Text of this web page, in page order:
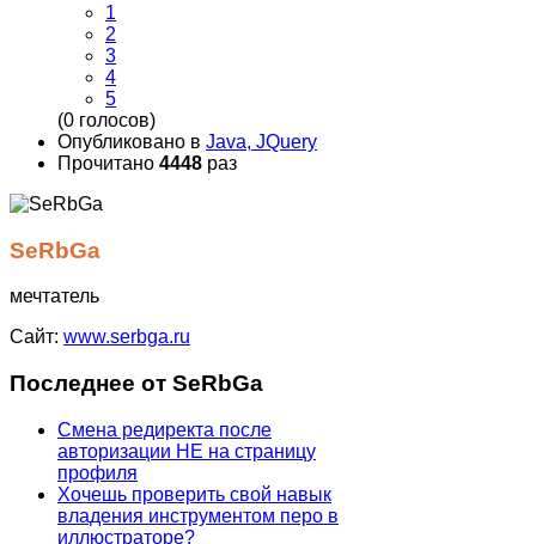
1
2
3
4
5
(0 голосов)
Опубликовано в Java, JQuery
Прочитано 4448 раз
SeRbGa
мечтатель
Сайт: www.serbga.ru
Последнее от SeRbGa
Смена редиректа после
авторизации НЕ на страницу
профиля
Хочешь проверить свой навык
владения инструментом перо в
иллюстраторе?